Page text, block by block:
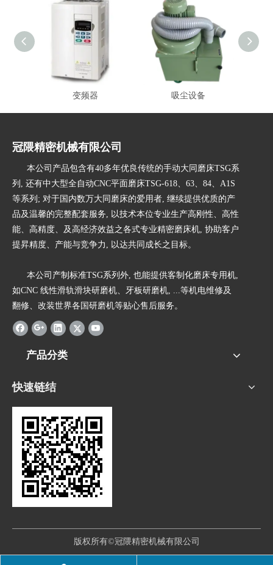
变频器 吸尘设备
冠隈精密机械有限公司
本公司产品包含有40多年优良传统的手动大同磨床TSG系
列, 还有中大型全自动CNC平面磨床TSG-618、63、84、A1S
等系列; 对于国内数万大同磨床的爱用者, 继续提供优质的产
品及温馨的完整配套服务, 以技术本位专业生产高刚性、高性
能、高精度、及高经济效益之各式专业精密磨床机, 协助客户
提昇精度、产能与竞争力, 以达共同成长之目标。
本公司产制标准TSG系列外, 也能提供客制化磨床专用机,
如CNC 线性滑轨滑块研磨机、牙板研磨机, ...等机电维修及
翻修、改装世界各国研磨机等贴心售后服务。
产品分类
快速链结
版权所有©冠隈精密机械有限公司